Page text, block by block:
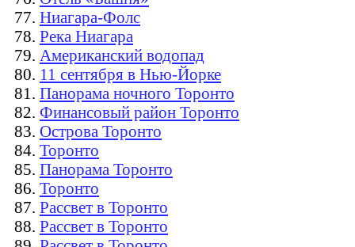
Ниагара-Фолс
Река Ниагара
Американский водопад
11 сентября в Нью-Йорке
Панорама ночного Торонто
Финансовый район Торонто
Острова Торонто
Торонто
Панорама Торонто
Торонто
Рассвет в Торонто
Рассвет в Торонто